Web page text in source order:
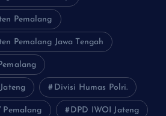
Pemalang
Pemalang Jawa Tengah
Divisi Humas Polri.
Pemalang DPD IWOI Jateng